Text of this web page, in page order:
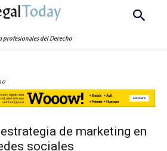
Today
profesionales del Derecho
de marketing en
sociales